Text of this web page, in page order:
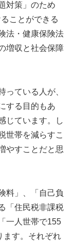
対策」のため
ことができる
法・健康保険法
増収と社会保障
っている人が、
する目的もあ
じています。し
世帯を減らすこ
やすことだと思
料」、「自己負
「住民税非課税
一人世帯で155
ます。それぞれ